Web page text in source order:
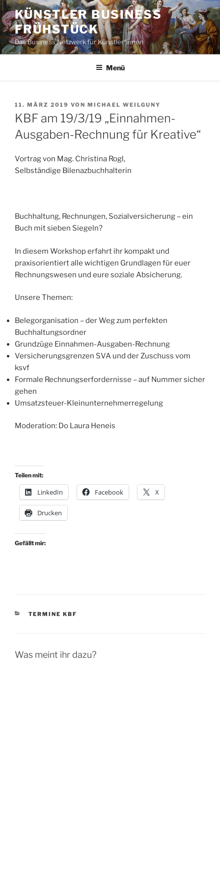
Zum
Inhalt
springen
KÜNSTLER BUSINESS
FRÜHSTÜCK
Das Business Netzwerk für Künstler*innen
Menü
VERÖFFENTLICHT
AM
11. MÄRZ 2019 VON MICHAEL WEILGUNY
KBF am 19/3/19 „Einnahmen-
Ausgaben-Rechnung für Kreative“
Vortrag von Mag. Christina Rogl,
Selbständige Bilenazbuchhalterin
Buchhaltung, Rechnungen, Sozialversicherung – ein
Buch mit sieben Siegeln?
In diesem Workshop erfahrt ihr kompakt und
praxisorientiert alle wichtigen Grundlagen für euer
Rechnungswesen und eure soziale Absicherung.
Unsere Themen:
Belegorganisation – der Weg zum perfekten
Buchhaltungsordner
Grundzüge Einnahmen-Ausgaben-Rechnung
Versicherungsgrenzen SVA und der Zuschuss vom
ksvf
Formale Rechnungserfordernisse – auf Nummer sicher
gehen
Umsatzsteuer-Kleinunternehmerregelung
Moderation: Do Laura Heneis
Teilen mit:
LinkedIn Facebook X
Drucken
Gefällt mir:
KATEGORIEN
TERMINE KBF
Was meint ihr dazu?